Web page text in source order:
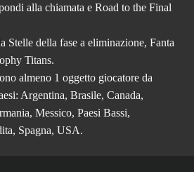
alla chiamata e Road to the Final
Stelle della fase a eliminazione, Fanta
Titans.
almeno 1 oggetto giocatore da
Argentina, Brasile, Canada,
Messico, Paesi Bassi,
Spagna, USA.